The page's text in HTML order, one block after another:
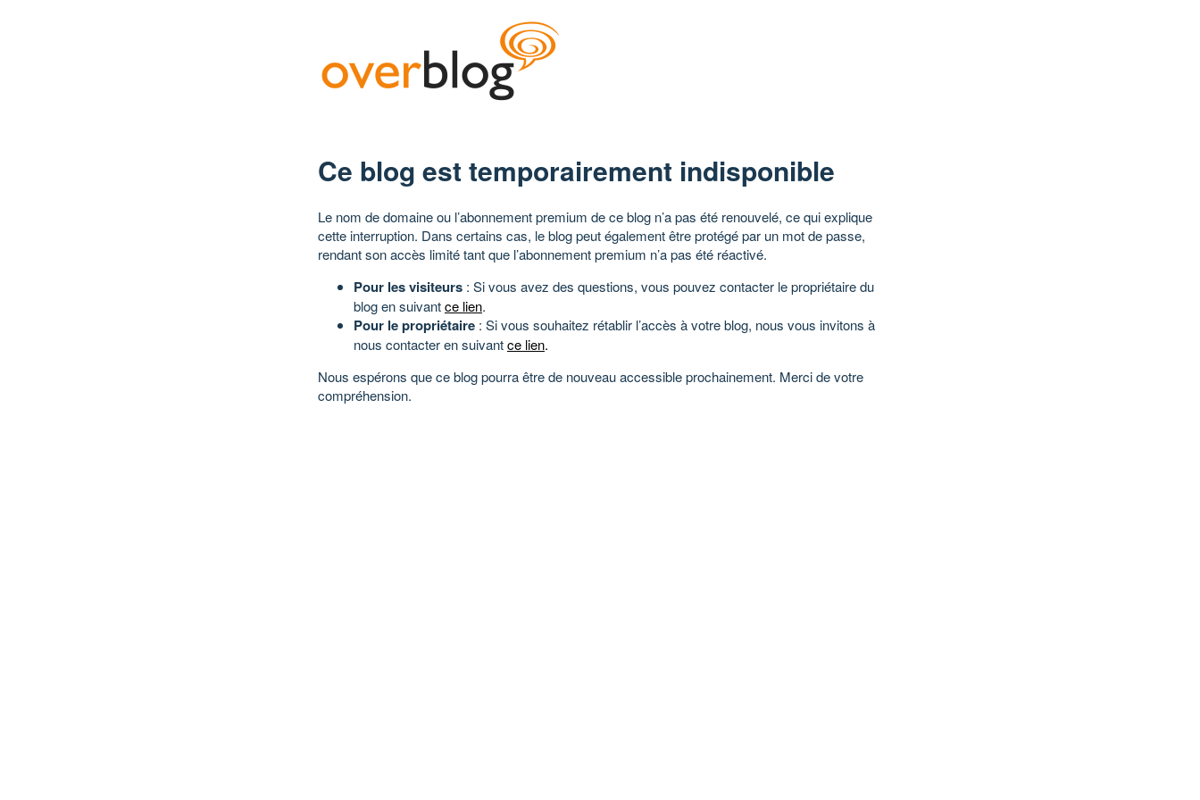
Ce blog est temporairement indisponible
Le nom de domaine ou l’abonnement premium de ce blog n’a pas été renouvelé, ce qui explique
cette interruption. Dans certains cas, le blog peut également être protégé par un mot de passe,
rendant son accès limité tant que l’abonnement premium n’a pas été réactivé.
Pour les visiteurs : Si vous avez des questions, vous pouvez contacter le propriétaire du
blog en suivantce lien.
Pour le propriétaire : Si vous souhaitez rétablir l’accès à votre blog, nous vous invitons à
nous contacter en suivantce lien.
Nous espérons que ce blog pourra être de nouveau accessible prochainement. Merci de votre
compréhension.